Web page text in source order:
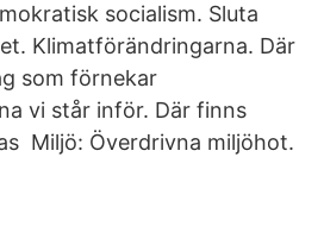
socialism. Sluta
Klimatförändringarna. Där
som förnekar
vi står inför. Där finns
Miljö: Överdrivna miljöhot.